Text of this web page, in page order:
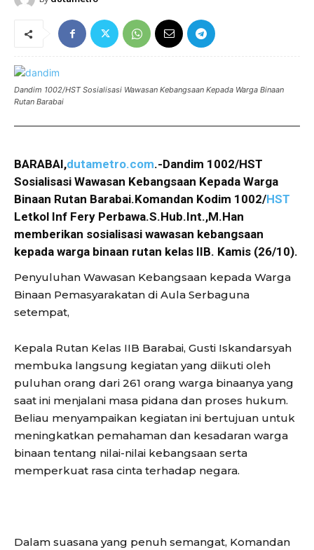
Dandim 1002/HST Sosialisasi Wawasan Kebangsaan Kepada Warga Binaan
Rutan Barabai
BARABAI,dutametro.com.-Dandim 1002/HST
Sosialisasi Wawasan Kebangsaan Kepada Warga
Binaan Rutan Barabai.Komandan Kodim 1002/HST
Letkol Inf Fery Perbawa.S.Hub.Int.,M.Han
memberikan sosialisasi wawasan kebangsaan
kepada warga binaan rutan kelas IIB. Kamis (26/10).
Penyuluhan Wawasan Kebangsaan kepada Warga
Binaan Pemasyarakatan di Aula Serbaguna
setempat,
Kepala Rutan Kelas IIB Barabai, Gusti Iskandarsyah
membuka langsung kegiatan yang diikuti oleh
puluhan orang dari 261 orang warga binaanya yang
saat ini menjalani masa pidana dan proses hukum.
Beliau menyampaikan kegiatan ini bertujuan untuk
meningkatkan pemahaman dan kesadaran warga
binaan tentang nilai-nilai kebangsaan serta
memperkuat rasa cinta terhadap negara.
Dalam suasana yang penuh semangat, Komandan